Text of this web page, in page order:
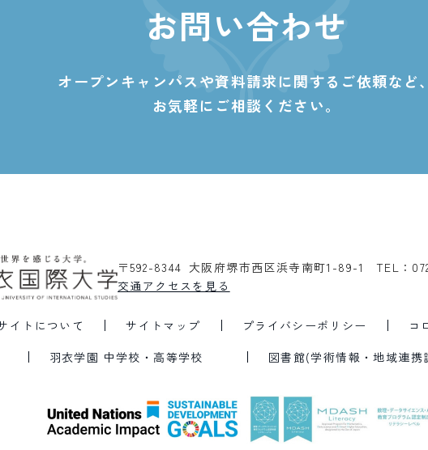
お問い合わせ
オープンキャンパスや資料請求に関する ご依頼など
お気軽にご相談ください。
〒592-8344 大阪府堺市西区浜寺南町1-89-1
TEL：
交通アクセスを見る
イトについて サイトマップ プライバシーポリシー
コ
羽衣学園 中学校・高等学校 図書館(学術情報・地域連携